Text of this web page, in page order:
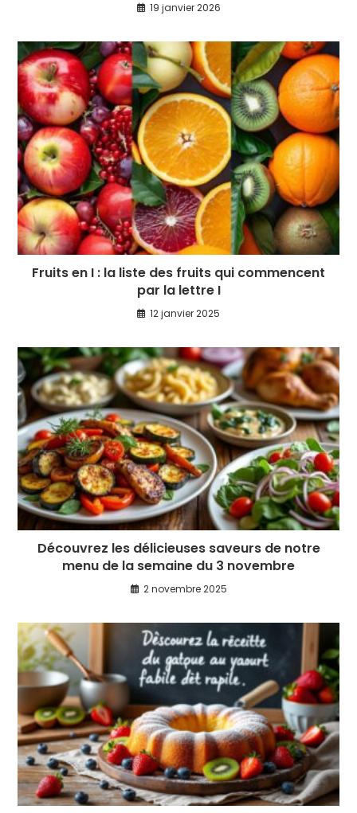
19 janvier 2026
Fruits en I : la liste des fruits qui commencent
par la lettre I
12 janvier 2025
Découvrez les délicieuses saveurs de notre
menu de la semaine du 3 novembre
2 novembre 2025